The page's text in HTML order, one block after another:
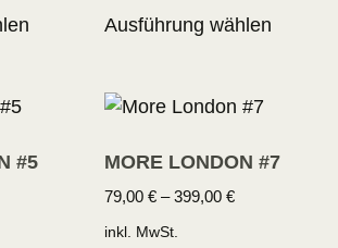
Ausführung wählen
#5 MORE LONDON #7
79,00 €–399,00 €
inkl. MwSt.